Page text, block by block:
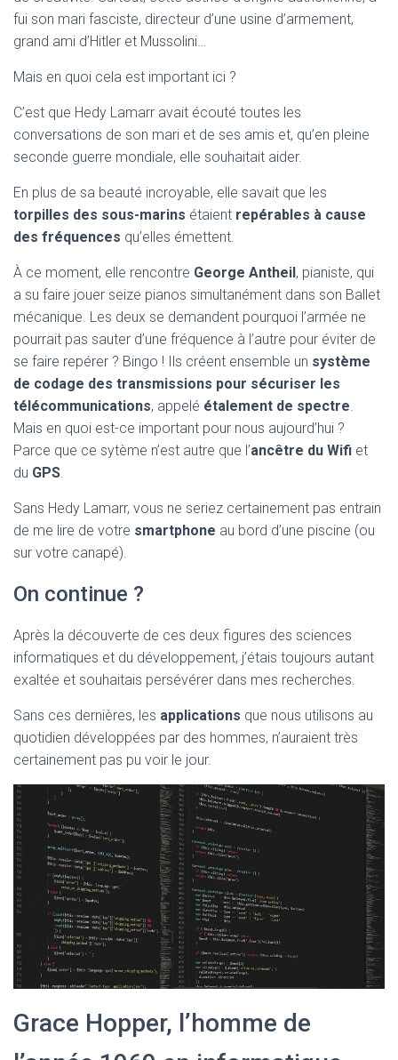
fui son mari fasciste, directeur d’une usine d’armement,
grand ami d’Hitler et Mussolini…
Mais en quoi cela est important ici ?
C’est que Hedy Lamarr avait écouté toutes les
conversations de son mari et de ses amis et, qu’en pleine
seconde guerre mondiale, elle souhaitait aider.
En plus de sa beauté incroyable, elle savait que les
torpilles des sous-marins étaient repérables à cause
des fréquences qu’elles émettent.
À ce moment, elle rencontre George Antheil, pianiste, qui
a su faire jouer seize pianos simultanément dans son Ballet
mécanique. Les deux se demandent pourquoi l’armée ne
pourrait pas sauter d’une fréquence à l’autre pour éviter de
se faire repérer ? Bingo ! Ils créent ensemble un système
de codage des transmissions pour sécuriser les
télécommunications, appelé étalement de spectre.
Mais en quoi est-ce important pour nous aujourd’hui ?
Parce que ce sytème n’est autre que l’ancêtre du Wifi et
du GPS.
Sans Hedy Lamarr, vous ne seriez certainement pas entrain
de me lire de votre smartphone au bord d’une piscine (ou
sur votre canapé).
On continue ?
Après la découverte de ces deux figures des sciences
informatiques et du développement, j’étais toujours autant
exaltée et souhaitais persévérer dans mes recherches.
Sans ces dernières, les applications que nous utilisons au
quotidien développées par des hommes, n’auraient très
certainement pas pu voir le jour.
Grace Hopper, l’homme de